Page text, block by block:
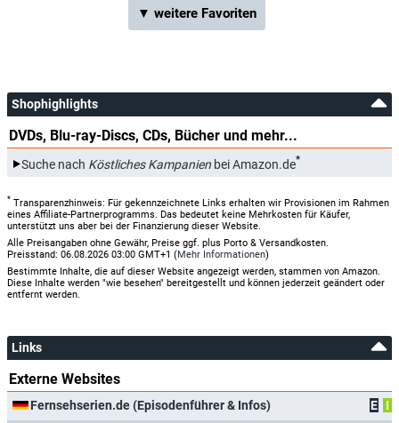
▼ weitere Favoriten
Shophighlights
DVDs, Blu-ray-Discs, CDs, Bücher und mehr...
Suche nach Köstliches Kampanien bei Amazon.de*
* Transparenzhinweis: Für gekennzeichnete Links erhalten wir Provisionen im Rahmen
eines Affiliate-Partnerprogramms. Das bedeutet keine Mehrkosten für Käufer,
unterstützt uns aber bei der Finanzierung dieser Website.
Alle Preisangaben ohne Gewähr, Preise ggf. plus Porto & Versandkosten.
Preisstand: 06.08.2026 03:00 GMT+1 (Mehr Informationen)
Bestimmte Inhalte, die auf dieser Website angezeigt werden, stammen von Amazon.
Diese Inhalte werden "wie besehen" bereitgestellt und können jederzeit geändert oder
entfernt werden.
Links
Externe Websites
Fernsehserien.de (Episodenführer & Infos) E
I